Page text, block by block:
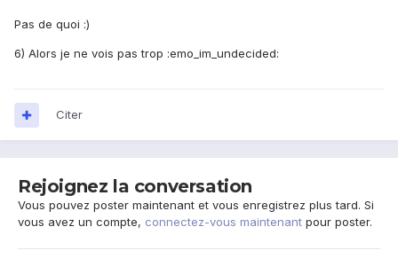
Pas de quoi :)
6) Alors je ne vois pas trop :emo_im_undecided:
Citer
Rejoignez la conversation
Vous pouvez poster maintenant et vous enregistrez plus tard. Si
vous avez un compte, connectez-vous maintenant pour poster.